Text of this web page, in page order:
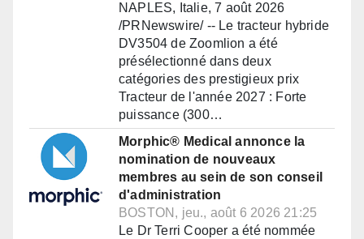
NAPLES, Italie, 7 août 2026
/PRNewswire/ -- Le tracteur hybride
DV3504 de Zoomlion a été
présélectionné dans deux
catégories des prestigieux prix
Tracteur de l'année 2027 : Forte
puissance (300…
Morphic® Medical annonce la
nomination de nouveaux
membres au sein de son conseil
d'administration
BOSTON, jeu., août 6 2026 21:25
Le Dr Terri Cooper a été nommée